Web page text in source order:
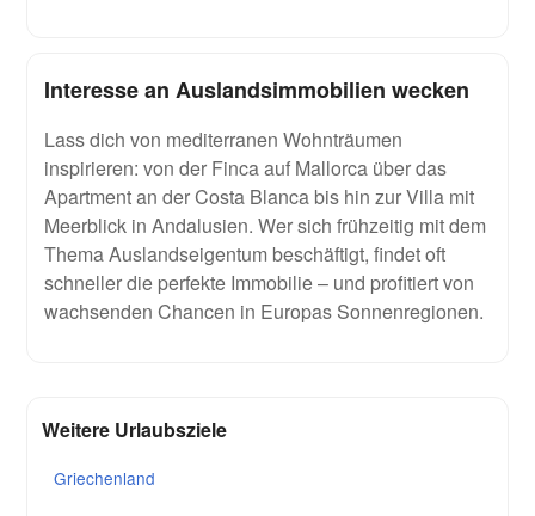
Interesse an Auslandsimmobilien wecken
Lass dich von mediterranen Wohnträumen
inspirieren: von der Finca auf Mallorca über das
Apartment an der Costa Blanca bis hin zur Villa mit
Meerblick in Andalusien. Wer sich frühzeitig mit dem
Thema Auslandseigentum beschäftigt, findet oft
schneller die perfekte Immobilie – und profitiert von
wachsenden Chancen in Europas Sonnenregionen.
Weitere Urlaubsziele
Griechenland